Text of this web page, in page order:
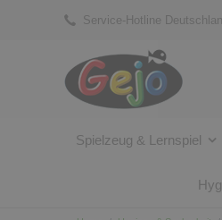
Service-Hotline
Spielzeug & Lernspiel